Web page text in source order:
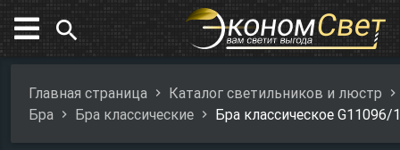
search
Главная страница
Каталог светильников и люстр
Бра
Бра классические Бра классическое G11096/